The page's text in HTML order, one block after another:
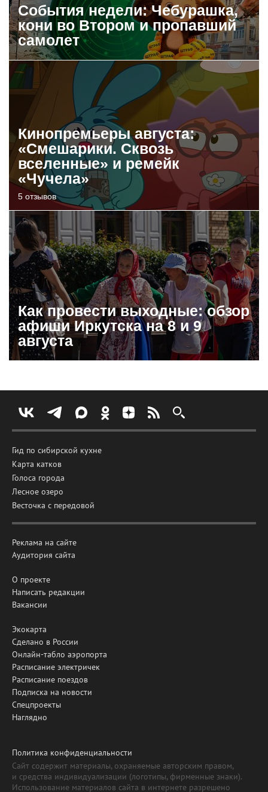
События недели: Чебурашка,
кони во Втором и пропавший
самолет
Кинопремьеры августа:
«Смешарики. Сквозь
вселенные» и ремейк
«Чучела»
5 отзывов
Как провести выходные: обзор
афиши Иркутска на 8 и 9
августа
Гид по сибирской кухне
Карта катков
Голоса города
Лесное озеро
Весточка с передовой
Реклама на сайте
Аудитория сайта
О проекте
Написать редакции
Вакансии
Экокарта
Сделано в России
Онлайн-табло аэропорта
Расписание электричек
Расписание поездов
Подписка на новости
Спецпроекты
Наглядно
Политика конфиденциальности
Сайт содержит материалы, охраняемые авторским правом,
и средства индивидуализации (логотипы, фирменные знаки).
Использование материалов сайта в интернете разрешено